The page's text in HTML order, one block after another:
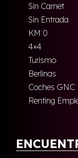
Sin Carnet
Sin Entrada
KM 0
4×4
Turismo
Berlinas
Coches GNC
Renting